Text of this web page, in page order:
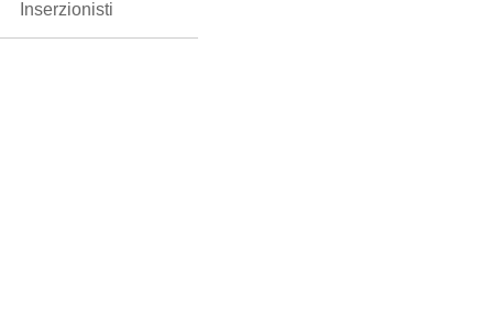
Inserzionisti